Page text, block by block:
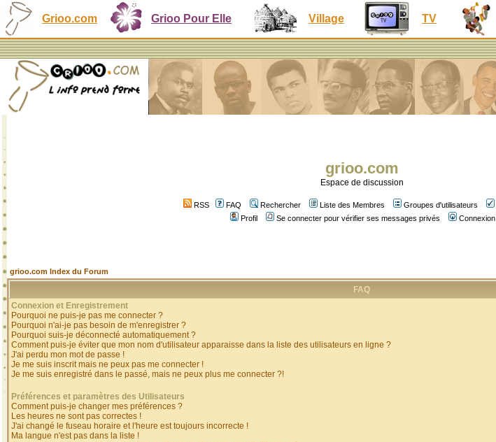
Grioo.com Grioo Pour Elle Village TV
grioo.com
Espace de discussion
RSS FAQ Rechercher Liste des Membres Groupes d'utilisateurs
Profil
Se connecter pour vérifier ses messages privés Connexion
grioo.com Index du Forum
FAQ
Connexion et Enregistrement
Pourquoi ne puis-je pas me connecter ?
Pourquoi n'ai-je pas besoin de m'enregistrer ?
Pourquoi suis-je déconnecté automatiquement ?
Comment puis-je éviter que mon nom d'utilisateur apparaisse dans la liste des utilisateurs en ligne ?
J'ai perdu mon mot de passe !
Je me suis inscrit mais ne peux pas me connecter !
Je me suis enregistré dans le passé, mais ne peux plus me connecter ?!
Préférences et paramètres des Utilisateurs
Comment puis-je changer mes préférences ?
Les heures ne sont pas correctes !
J'ai changé le fuseau horaire et l'heure est toujours incorrecte !
Ma langue n'est pas dans la liste !